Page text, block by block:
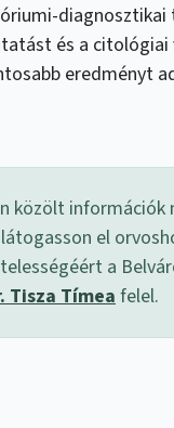
és a
eredményt
közölt
el
a
Tisza Tímeafelel.